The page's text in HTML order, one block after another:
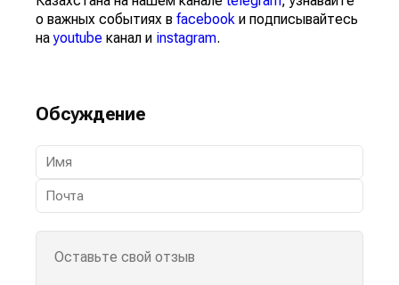
о важных событиях в facebook и подписывайтесь
наyoutube канал и instagram.
Обсуждение